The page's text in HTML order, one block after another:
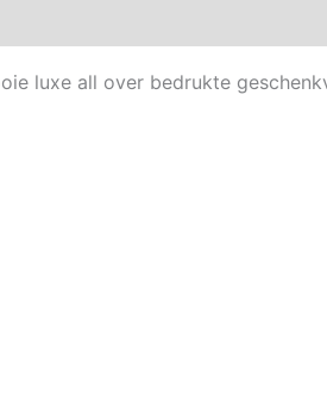
luxe all over bedrukte